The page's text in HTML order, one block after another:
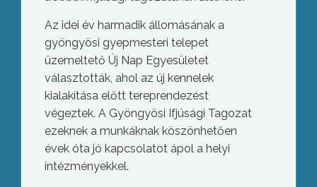
Az idei év harmadik állomásának a
gyöngyösi gyepmesteri telepet
üzemeltető Új Nap Egyesületet
választották, ahol az új kennelek
kialakítása előtt tereprendezést
végeztek. A Gyöngyösi Ifjúsági Tagozat
ezeknek a munkáknak köszönhetően
évek óta jó kapcsolatot ápol a helyi
intézményekkel.